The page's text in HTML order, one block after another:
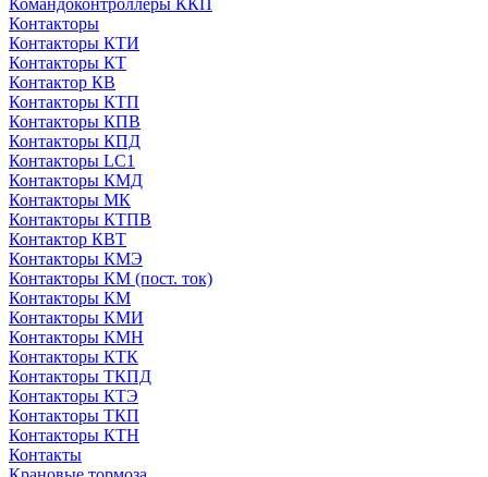
Командоконтроллеры ККП
Контакторы
Контакторы КТИ
Контакторы КТ
Контактор КВ
Контакторы КТП
Контакторы КПВ
Контакторы КПД
Контакторы LC1
Контакторы КМД
Контакторы МК
Контакторы КТПВ
Контактор КВТ
Контакторы КМЭ
Контакторы КМ (пост. ток)
Контакторы КМ
Контакторы КМИ
Контакторы КМН
Контакторы КТК
Контакторы ТКПД
Контакторы КТЭ
Контакторы ТКП
Контакторы КТН
Контакты